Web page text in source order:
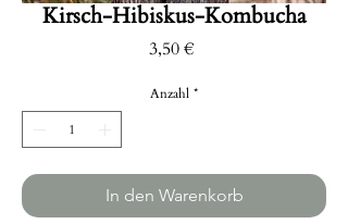
Kirsch-Hibiskus-Kombucha
3,50 €Preis
Anzahl *
In den Warenkorb